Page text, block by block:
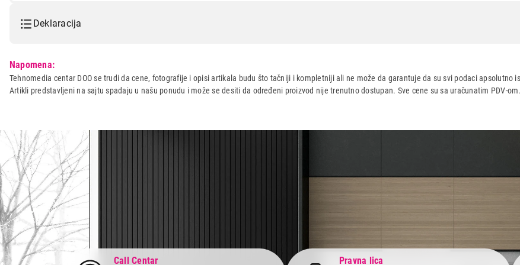
Deklaracija
Naziv i vrsta robe:
PEGLA
Uvoznik:
Tehnomedia centar doo
Napomena:
Tehnomedia centar DOO se trudi da cene, fotografije i opisi artikala budu što tačniji i kompletniji ali ne može da garantuje da su svi podaci apsolutno
Artikli predstavljeni na sajtu spadaju u našu ponudu i može se desiti da određeni proizvod nije trenutno dostupan. Sve cene su sa uračunatim PDV-om.
Call Centar Pravna lica